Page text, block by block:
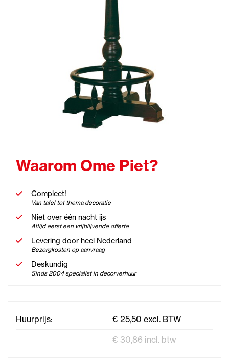
Waarom Ome Piet?
Compleet!
Van tafel tot thema decoratie
Niet over één nacht ijs
Altijd eerst een vrijblijvende offerte
Levering door heel Nederland
Bezorgkosten op aanvraag
Deskundig
Sinds 2004 specialist in decorverhuur
Huurprijs:
€ 25,50 excl. BTW
€ 30,86 incl. btw